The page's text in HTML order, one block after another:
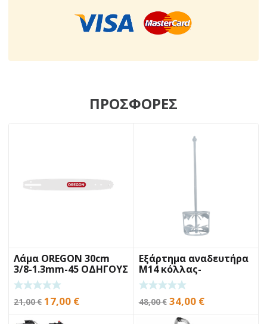
ΠΡΟΣΦΟΡΕΣ
Λάμα OREGON 30cm
3/8-1.3mm-45 ΟΔΗΓΟΥΣ
21,00€ Original
17,00 €Η
Εξάρτημα αναδευτήρα
Μ14 κόλλας-
κονιάματος BENMAN
DLX120M
48,00€ Original
price
34,00 €Η